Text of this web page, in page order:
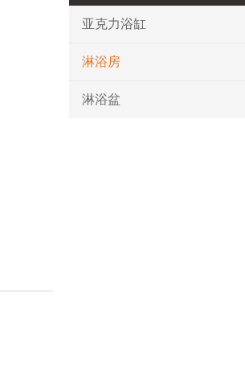
亚克力浴缸
淋浴房
淋浴盆